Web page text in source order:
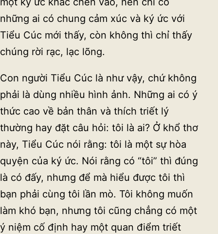
những ai có chung cảm xúc và ký ức với
Tiểu Cúc mới thấy, còn không thì chỉ thấy
chúng rời rạc, lạc lõng.
Con người Tiểu Cúc là như vậy, chứ không
phải là dùng nhiều hình ảnh. Những ai có ý
thức cao về bản thân và thích triết lý
thường hay đặt câu hỏi: tôi là ai? Ở khổ thơ
này, Tiểu Cúc nói rằng: tôi là một sự hòa
quyện của ký ức. Nói rằng có “tôi” thì đúng
là có đấy, nhưng để mà hiểu được tôi thì
bạn phải cùng tôi lần mò. Tôi không muốn
làm khó bạn, nhưng tôi cũng chẳng có một
ý niệm cố định hay một quan điểm triết